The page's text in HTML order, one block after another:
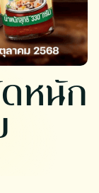
หนัก